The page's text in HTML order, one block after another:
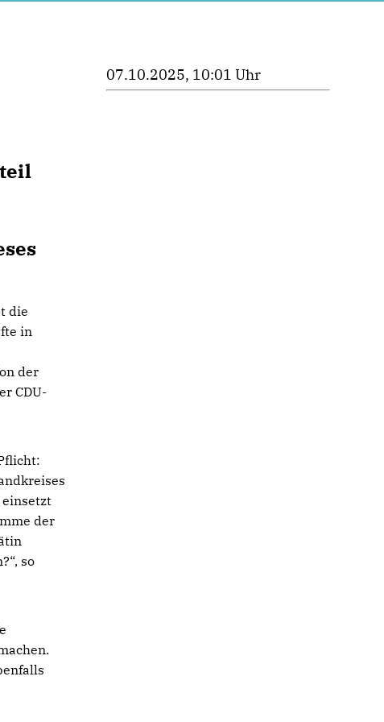
die
in
der
CDU-
einsetzt
der
so
07.10.2025, 10:01 Uhr